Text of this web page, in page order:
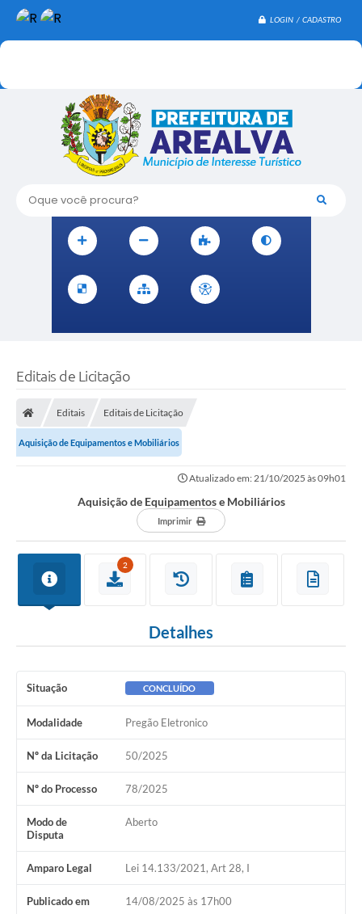
LOGIN / CADASTRO
Oque você procura?
Editais de Licitação
Editais Editais de Licitação
Aquisição de Equipamentos e Mobiliários
Atualizado em: 21/10/2025 às 09h01
Aquisição de Equipamentos e Mobiliários
Imprimir
2
Detalhes
Situação CONCLUÍDO
Modalidade Pregão Eletronico
Nº da Licitação 50/2025
Nº do Processo 78/2025
Modo de
Disputa
Aberto
Amparo Legal Lei 14.133/2021, Art 28, I
Publicado em 14/08/2025 às 17h00